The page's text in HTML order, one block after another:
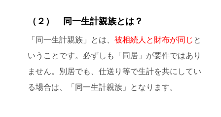
（２） 同一生計親族とは？
「同一生計親族」とは、 被相続人と財布が同じ と
いうことです。必ずしも「同居」が要件ではあり
ません。別居でも、仕送り等で生計を共にしてい
る場合は、「同一生計親族」となります。